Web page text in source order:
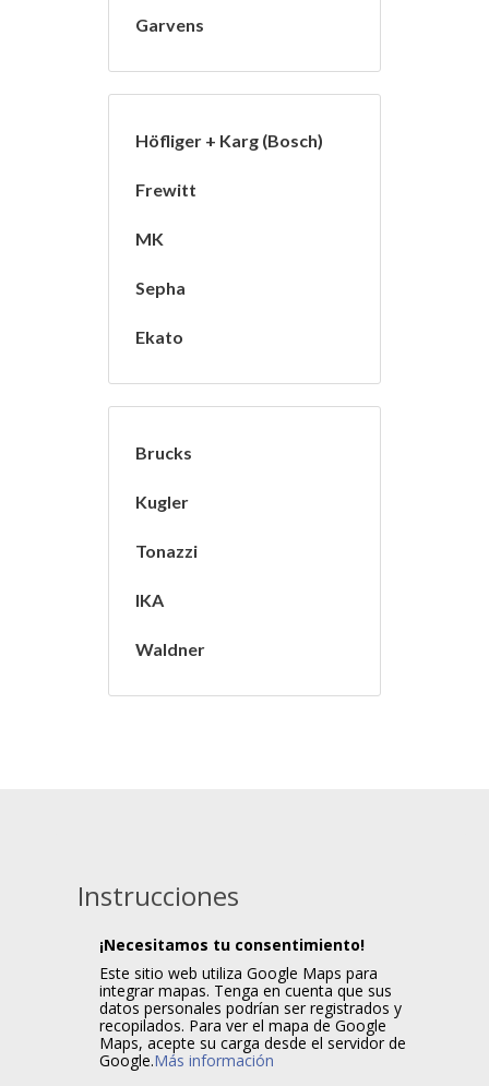
Garvens
Höfliger + Karg (Bosch)
Frewitt
MK
Sepha
Ekato
Brucks
Kugler
Tonazzi
IKA
Waldner
Instrucciones
¡Necesitamos tu consentimiento!
Este sitio web utiliza Google Maps para
integrar mapas. Tenga en cuenta que sus
datos personales podrían ser registrados y
recopilados. Para ver el mapa de Google
Maps, acepte su carga desde el servidor de
Google.Más información